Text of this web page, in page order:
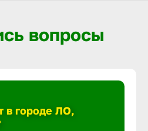
вопросы
в городе ЛО,